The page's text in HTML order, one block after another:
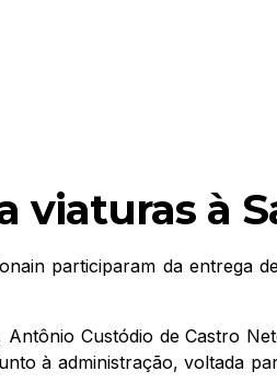
viaturas à
participaram da entrega
Custódio de Castro
à administração, voltada